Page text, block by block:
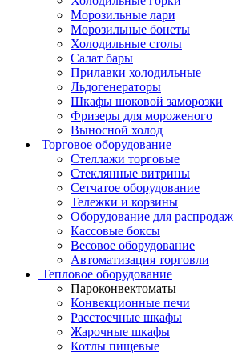
Морозильные лари
Морозильные бонеты
Холодильные столы
Салат бары
Прилавки холодильные
Льдогенераторы
Шкафы шоковой заморозки
Фризеры для мороженого
Выносной холод
Торговое оборудование
Стеллажи торговые
Стеклянные витрины
Сетчатое оборудование
Тележки и корзины
Оборудование для распродаж
Кассовые боксы
Весовое оборудование
Автоматизация торговли
Тепловое оборудование
Пароконвектоматы
Конвекционные печи
Расстоечные шкафы
Жарочные шкафы
Котлы пищевые